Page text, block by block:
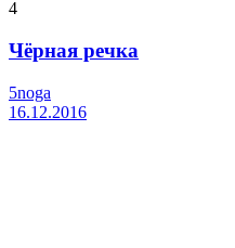
4
Чёрная речка
5noga
16.12.2016